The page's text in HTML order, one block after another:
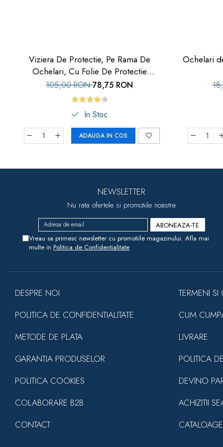
Viziera De Protectie, Pe Rama De
Ochelari, Cu Folie De Protectie
Inlocuibila, Set 10 Buc, Car-Boy Safety
105,00 RON78,75 RON
In Stoc
ADAUGA IN COS
Ochelari
NEWSLETTER
Nu rata ofertele si promotiile noastre
Vreau sa primesc newsletter cu promotiile magazinului. Afla mai
multe in Politica de Confidentialitate
DESPRE NOI
POLITICA DE CONFIDENTIALITATE
METODE DE PLATA
GARANTIA PRODUSELOR
POLITICA COOKIES
COLABORARE B2B
CONTACT
TERMENI SI
CUM
LIVRARE
POLITICA
DEVINO
ACHIZITII
CATALOAGE